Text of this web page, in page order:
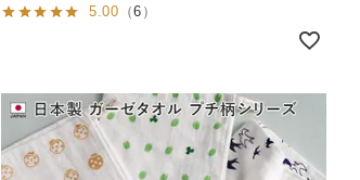
5.00 （6 ）